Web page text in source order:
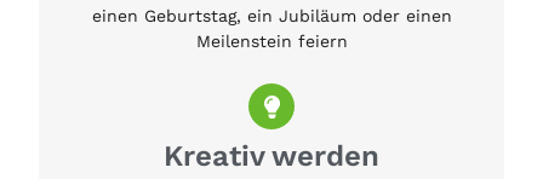
einen Geburtstag, ein Jubiläum oder einen
Meilenstein feiern
Kreativ werden